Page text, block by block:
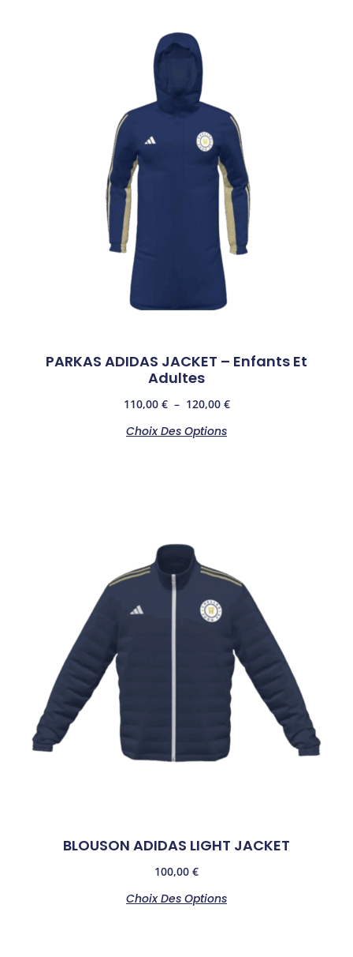
PARKAS ADIDAS JACKET – Enfants Et
Adultes
110,00 € – 120,00 €
Choix Des Options
BLOUSON ADIDAS LIGHT JACKET
100,00 €
Choix Des Options